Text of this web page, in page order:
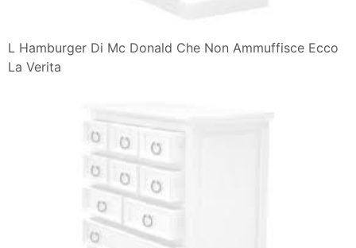
L Hamburger Di Mc Donald Che Non Ammuffisce Ecco
La Verita